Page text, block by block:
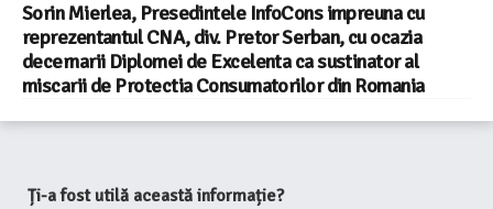
Sorin Mierlea, Presedintele InfoCons impreuna cu
reprezentantul CNA, div. Pretor Serban, cu ocazia
decernarii Diplomei de Excelenta ca sustinator al
miscarii de Protectia Consumatorilor din Romania
Ți-a fost utilă această informație?